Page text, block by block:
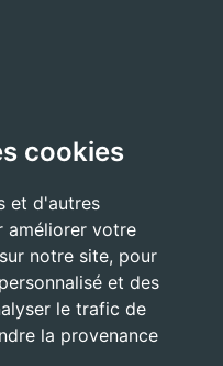
cookies
et d'autres
améliorer votre
notre site, pour
et des
le trafic de
la provenance